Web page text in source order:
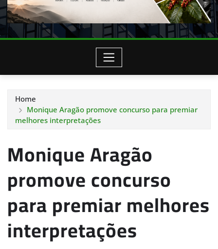
Home
Monique Aragão promove concurso para premiar
melhores interpretações
Monique Aragão
promove concurso
para premiar melhores
interpretações